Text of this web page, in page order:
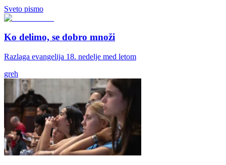
Sveto pismo
Ko delimo, se dobro množi
Razlaga evangelija 18. nedelje med letom
greh